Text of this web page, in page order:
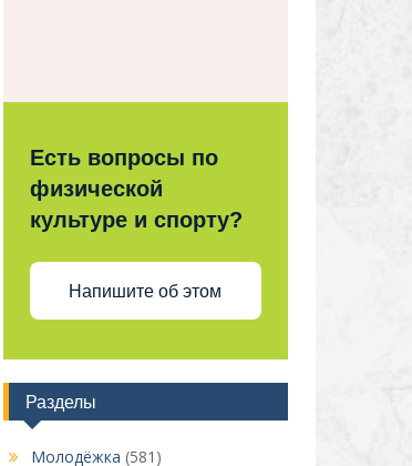
Есть вопросы по
физической
культуре и спорту?
Напишите об этом
Разделы
Молодёжка (581)